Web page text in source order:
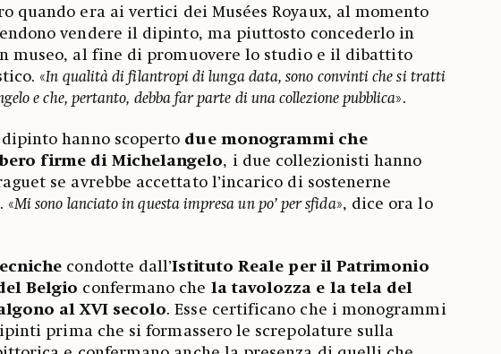
quando era ai vertici dei Musées Royaux, al momento
vendere il dipinto, ma piuttosto concederlo in
museo, al fine di promuovere lo studio e il dibattito
«In qualità di filantropi di lunga data, sono convinti che si tratti
e che, pertanto, debba far parte di una collezione pubblica».
dipinto hanno scoperto due monogrammi che
firme di Michelangelo, i due collezionisti hanno
se avrebbe accettato l’incarico di sostenerne
«Mi sono lanciato in questa impresa un po’ per sfida», dice ora lo
condotte dall’Istituto Reale per il Patrimonio
Belgio confermano che la tavolozza e la tela del
al XVI secolo. Esse certificano che i monogrammi
prima che si formassero le screpolature sulla